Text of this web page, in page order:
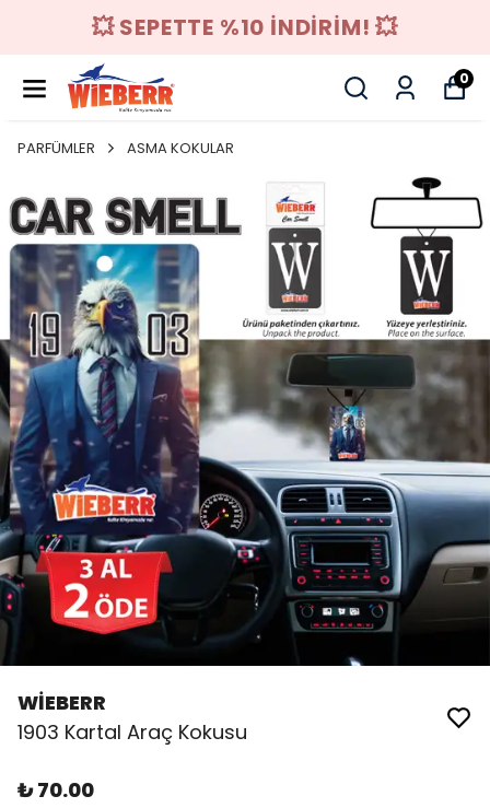
💥 SEPETTE %10 İNDİRİM! 💥
0
PARFÜMLER ASMA KOKULAR
WİEBERR
1903 Kartal Araç Kokusu
₺ 70.00